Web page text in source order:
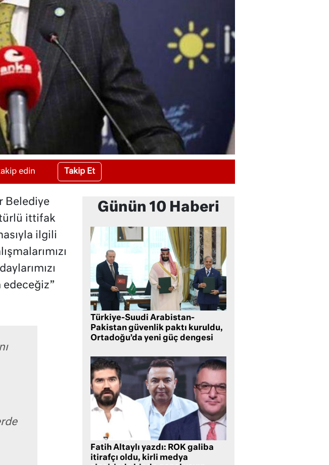
edin Takip Et
Belediye
türlü ittifak
ilgili
edeceğiz”
Günün 10 Haberi
Türkiye-Suudi Arabistan-
Pakistan güvenlik paktı kuruldu,
Ortadoğu’da yeni güç dengesi
Fatih Altaylı yazdı: ROK galiba
itirafçı oldu, kirli medya